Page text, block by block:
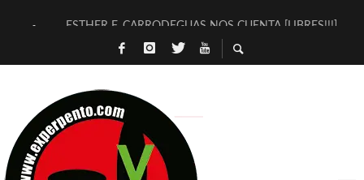
ESTHER F. CARRODEGUAS NOS CUENTA [LIBRES!!!]
[TERRA DE GUAPES] DE SANDRA MONFORT
TIMBRE 4, LA ESCUELA DEL DIRECTOR TEATRAL CLAUDIO
30 AÑOS (NO ES NADA) DE LA KATARSIS DEL TOMATAZO
MILITARES JUDÍAS EN #EXVITA